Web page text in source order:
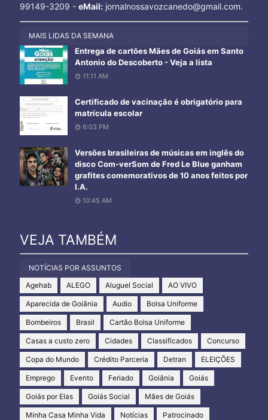
99149-3209 - eMail:jornalnossavozcanedo@gmail.com.
MAIS LIDAS DA SEMANA
Entrega de cartões Mães de Goiás em Santo
Antonio do Descoberto - Veja a lista
11:11 AM
Certificado de vacinação é obrigatório para
matrícula escolar
6:03 PM
Versões brasileiras de músicas em inglês do
disco Com-verSom de Fred Le Blue ganham
grafites comemorativos de 10 anos feitos por
I.A.
10:45 AM
VEJA TAMBÉM
NOTÍCIAS POR ASSUNTOS
Agehab
ALEGO Aluguel Social AO VIVO
Aparecida de Goiânia Audio Bolsa Uniforme
Bombeiros Brasil Cartão Bolsa Uniforme
Casas a custo zero Cidades Classificados Concurso
Copa do Mundo Crédito Parceria Detran ELEIÇÕES
Emprego Evento Feriado Goiânia Goiás
Goiás por Elas Goiás Social Mães de Goiás
Minha Casa Minha Vida Notícias Patrocinado